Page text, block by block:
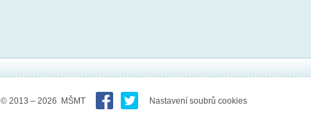
© 2013 – 2026 MŠMT Nastavení soubrů cookies